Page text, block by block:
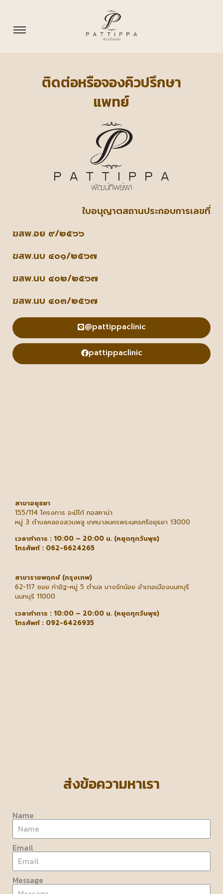
ติดต่อหรือจองคิวปรึกษา
แพทย์
ใบอนุญาตสถานประกอบการเลขที่
ฆสพ.อย ๙/๒๕๖๖
ฆสพ.นบ ๔๐๑/๒๕๖๗
ฆสพ.นบ ๔๐๒/๒๕๖๗
ฆสพ.นบ ๔๐๓/๒๕๖๗
@pattippaclinic
pattippaclinic
สาขาอยุธยา
155/114 โครงการ อะมีโก้ ทอสคาน่า
หมู่ 3 ตำบลคลองสวนพลู เทศบาลนครพระนครศรีอยุธยา 13000
เวลาทำการ : 10:00 – 20:00 น. (หยุดทุกวันพุธ)
โทรศัพท์ : 062-6624265
สาขาราชพฤกษ์ (กรุงเทพ)
62-117 ซอย ท่าอิฐ-หมู่ 5 ตำบล บางรักน้อย อำเภอเมืองนนทบุรี
นนทบุรี 11000
เวลาทำการ : 10:00 – 20:00 น. (หยุดทุกวันพุธ)
โทรศัพท์ : 092-6426935
ส่งข้อความหาเรา
Name
Email
Message